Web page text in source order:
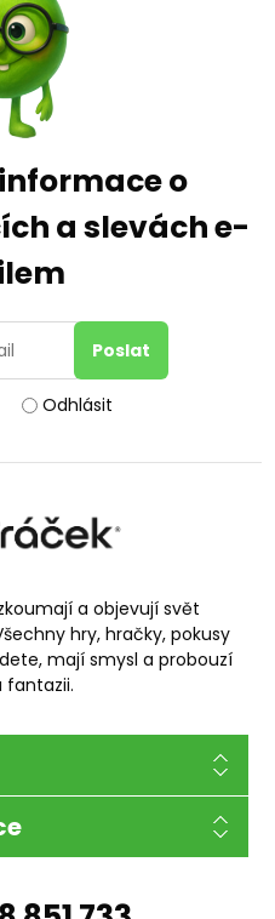
o
a slevách e-
Odhlásit
a objevují svět
hry, hračky, pokusy
mají smysl a probouzí
fantazii.